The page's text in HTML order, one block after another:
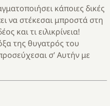
κάποιες δικές
να στέκεσαι μπροστά στη
και τι ειλικρίνεια!
της θυγατρός του
σ’ Αυτήν με